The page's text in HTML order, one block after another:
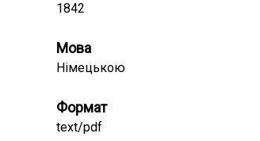
1842
Мова
Німецькою
Формат
text/pdf